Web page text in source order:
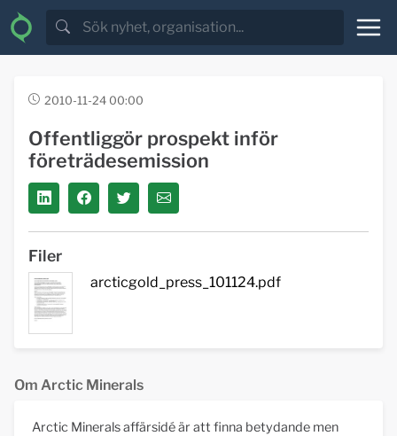
2010-11-24 00:00
Offentliggör prospekt inför
företrädesemission
Filer
arcticgold_press_101124.pdf
Om Arctic Minerals
Arctic Minerals affärsidé är att finna betydande men